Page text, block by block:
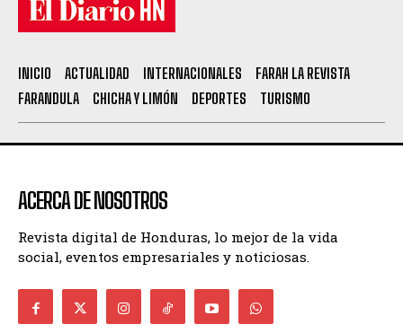
INICIO ACTUALIDAD INTERNACIONALES
FARAH LA REVISTA
FARANDULA
CHICHA Y LIMÓN DEPORTES TURISMO
ACERCA DE NOSOTROS
Revista digital de Honduras, lo mejor de la vida
social, eventos empresariales y noticiosas.